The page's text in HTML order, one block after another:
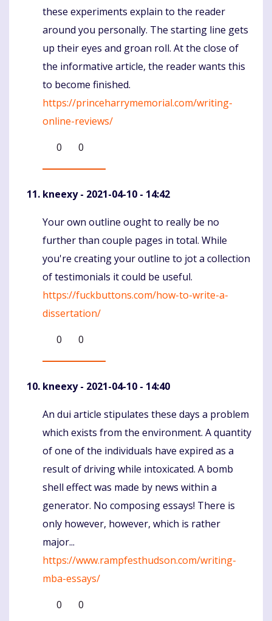
these experiments explain to the reader
around you personally. The starting line gets
up their eyes and groan roll. At the close of
the informative article, the reader wants this
to become finished.
https://princeharrymemorial.com/writing-
online-reviews/
0
0
kneexy- 2021-04-10 - 14:42
Komentaras
Your own outline ought to really be no
further than couple pages in total. While
you're creating your outline to jot a collection
of testimonials it could be useful.
https://fuckbuttons.com/how-to-write-a-
dissertation/
0
0
kneexy- 2021-04-10 - 14:40
Komentaras
An dui article stipulates these days a problem
which exists from the environment. A quantity
of one of the individuals have expired as a
result of driving while intoxicated. A bomb
shell effect was made by news within a
generator. No composing essays! There is
only however, however, which is rather
major...
https://www.rampfesthudson.com/writing-
mba-essays/
0
0